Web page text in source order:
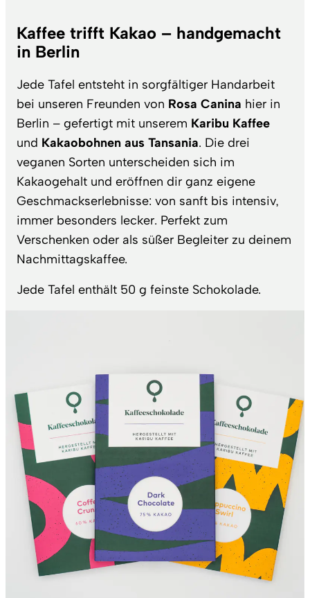
Kaffee trifft Kakao – handgemacht
in Berlin
Jede Tafel entsteht in sorgfältiger Handarbeit
bei unseren Freunden von Rosa Canina hier in
Berlin – gefertigt mit unserem Karibu Kaffee
und Kakaobohnen aus Tansania. Die drei
veganen Sorten unterscheiden sich im
Kakaogehalt und eröffnen dir ganz eigene
Geschmackserlebnisse: von sanft bis intensiv,
immer besonders lecker. Perfekt zum
Verschenken oder als süßer Begleiter zu deinem
Nachmittagskaffee.
Jede Tafel enthält 50 g feinste Schokolade.